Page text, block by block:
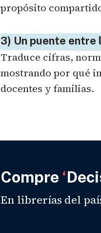
propósito
3) Un puente entre
Traduce cifras,
mostrando por qué
docentes y familias.
Compre ‘
En librerías del